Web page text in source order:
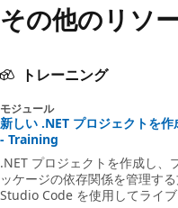
その他のリソ
トレーニング
モジュール
新しい .NET プロジェクトを
- Training
.NET プロジェクトを作成し、
ッケージの依存関係を管理す
Studio Code を使用してライ